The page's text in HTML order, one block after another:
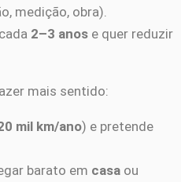
medição, obra).
2–3 anos e quer reduzir
mais sentido:
mil km/ano) e pretende
barato em casa ou